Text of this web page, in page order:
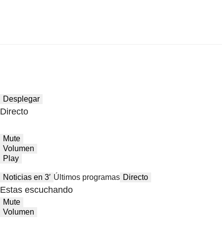
Desplegar
Directo
Mute
Volumen
Play
Noticias en 3′ Últimos programas Directo
Estas escuchando
Mute
Volumen